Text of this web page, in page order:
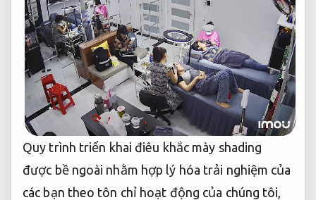
Quy trình triển khai điêu khắc mày shading
được bề ngoài nhằm hợp lý hóa trải nghiệm của
các bạn theo tôn chỉ hoạt động của chúng tôi,